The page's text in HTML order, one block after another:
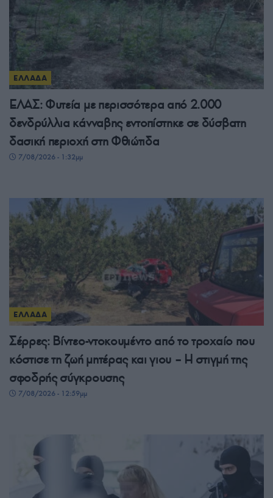
ΕΛΛΑΔΑ
ΕΛΑΣ: Φυτεία με περισσότερα από 2.000
δενδρύλλια κάνναβης εντοπίστηκε σε δύσβατη
δασική περιοχή στη Φθιώτιδα
7/08/2026 - 1:32μμ
ΕΛΛΑΔΑ
Σέρρες: Βίντεο-ντοκουμέντο από το τροχαίο που
κόστισε τη ζωή μητέρας και γιου – Η στιγμή της
σφοδρής σύγκρουσης
7/08/2026 - 12:59μμ